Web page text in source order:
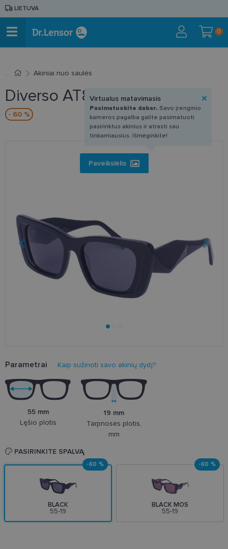
LIETUVA
0
Akiniai nuo saulės
Diverso AT8491 C1 55-19
- 60 %
Paveikslėlis
Virtualus matavimasis
Pasimatuokite dabar. Savo įrenginio
kameros pagalba galite pasimatuoti
pasirinktus akinius ir atrasti sau
tinkamiausius. Išmėginkite!
Parametrai Kaip sužinoti savo akinių dydį?
55 mm
Lęšio plotis
19 mm
Tarpnosės plotis,
mm
PASIRINKITE SPALVĄ
BLACK
55-19
-60 %
BLACK MOS
55-19
-60 %